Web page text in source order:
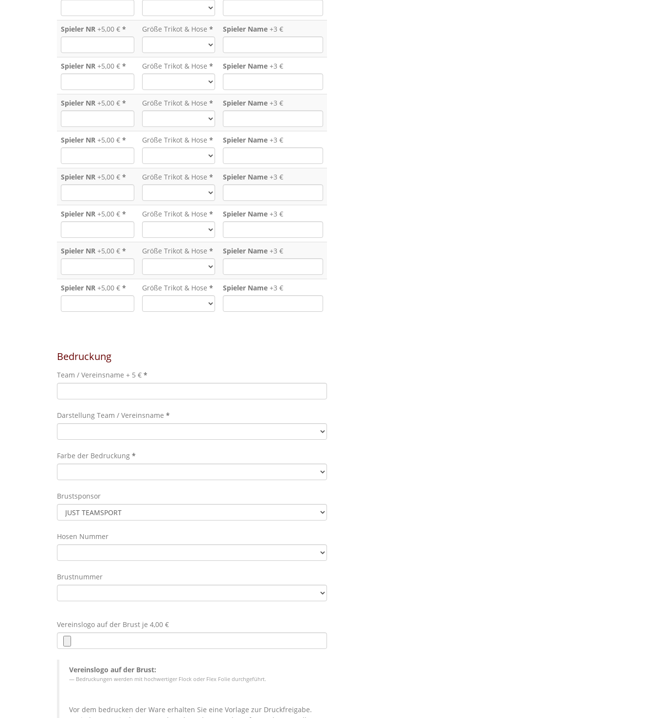
Spieler NR +5,00 € * Größe Trikot & Hose * Spieler Name +3 €
Spieler NR +5,00 € * Größe Trikot & Hose * Spieler Name +3 €
Spieler NR +5,00 € * Größe Trikot & Hose * Spieler Name +3 €
Spieler NR +5,00 € * Größe Trikot & Hose * Spieler Name +3 €
Spieler NR +5,00 € * Größe Trikot & Hose * Spieler Name +3 €
Spieler NR +5,00 € * Größe Trikot & Hose * Spieler Name +3 €
Spieler NR +5,00 € * Größe Trikot & Hose * Spieler Name +3 €
Spieler NR +5,00 € * Größe Trikot & Hose * Spieler Name +3 €
Bedruckung
Team / Vereinsname + 5 € *
Darstellung Team / Vereinsname *
Farbe der Bedruckung *
Brustsponsor
Hosen Nummer
Brustnummer
Vereinslogo auf der Brust je 4,00 €
Vereinslogo auf der Brust:
Bedruckungen werden mit hochwertiger Flock oder Flex Folie durchgeführt.
Vor dem bedrucken der Ware erhalten Sie eine Vorlage zur Druckfreigabe.